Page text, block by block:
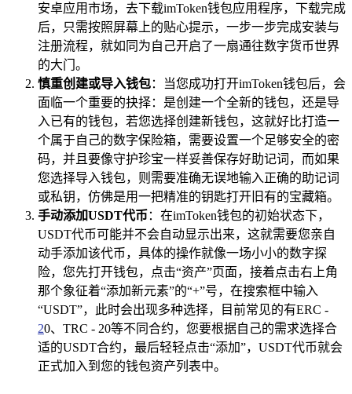
安卓应用市场，去下载imToken钱包应用程序，下载完成
后，只需按照屏幕上的贴心提示，一步一步完成安装与
注册流程，就如同为自己开启了一扇通往数字货币世界
的大门。
慎重创建或导入钱包：当您成功打开imToken钱包后，会
面临一个重要的抉择：是创建一个全新的钱包，还是导
入已有的钱包，若您选择创建新钱包，这就好比打造一
个属于自己的数字保险箱，需要设置一个足够安全的密
码，并且要像守护珍宝一样妥善保存好助记词，而如果
您选择导入钱包，则需要准确无误地输入正确的助记词
或私钥，仿佛是用一把精准的钥匙打开旧有的宝藏箱。
手动添加USDT代币 ：在imToken钱包的初始状态下，
USDT代币可能并不会自动显示出来，这就需要您亲自
动手添加该代币，具体的操作就像一场小小的数字探
险，您先打开钱包，点击“资产”页面，接着点击右上角
那个象征着“添加新元素”的“+”号，在搜索框中输入
“USDT”，此时会出现多种选择，目前常见的有ERC -
20、TRC - 20等不同合约，您要根据自己的需求选择合
适的USDT合约，最后轻轻点击“添加”，USDT代币就会
正式加入到您的钱包资产列表中。